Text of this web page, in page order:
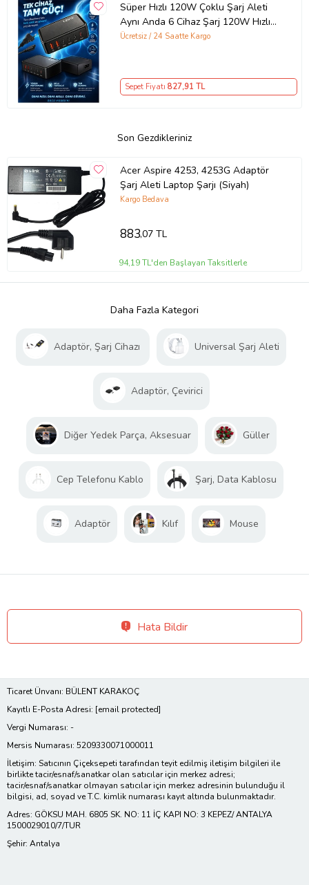
Süper Hızlı 120W Çoklu Şarj Aleti
Aynı Anda 6 Cihaz Şarj 120W Hızlı
Şarj İstasyonu Çoklu USB & Type-C
Ücretsiz / 24 Saatte Kargo
Sepet Fiyatı 827,91 TL
Son Gezdikleriniz
Acer Aspire 4253, 4253G Adaptör
Şarj Aleti Laptop Şarjı (Siyah)
Kargo Bedava
883,07 TL
94,19 TL'den Başlayan Taksitlerle
Daha Fazla Kategori
Adaptör, Şarj Cihazı Universal Şarj Aleti
Adaptör, Çevirici
Diğer Yedek Parça, Aksesuar Güller
Cep Telefonu Kablo Şarj, Data Kablosu
Adaptör Kılıf Mouse
Hata Bildir
Ticaret Ünvanı: BÜLENT KARAKOÇ
Kayıtlı E-Posta Adresi: [email protected]
Vergi Numarası: -
Mersis Numarası: 5209330071000011
İletişim: Satıcının Çiçeksepeti tarafından teyit edilmiş iletişim bilgileri ile
birlikte tacir/esnaf/sanatkar olan satıcılar için merkez adresi;
tacir/esnaf/sanatkar olmayan satıcılar için merkez adresinin bulunduğu il
bilgisi, ad, soyad ve T.C. kimlik numarası kayıt altında bulunmaktadır.
Adres: GÖKSU MAH. 6805 SK. NO: 11 İÇ KAPI NO: 3 KEPEZ/ ANTALYA
1500029010/7/TUR
Şehir: Antalya